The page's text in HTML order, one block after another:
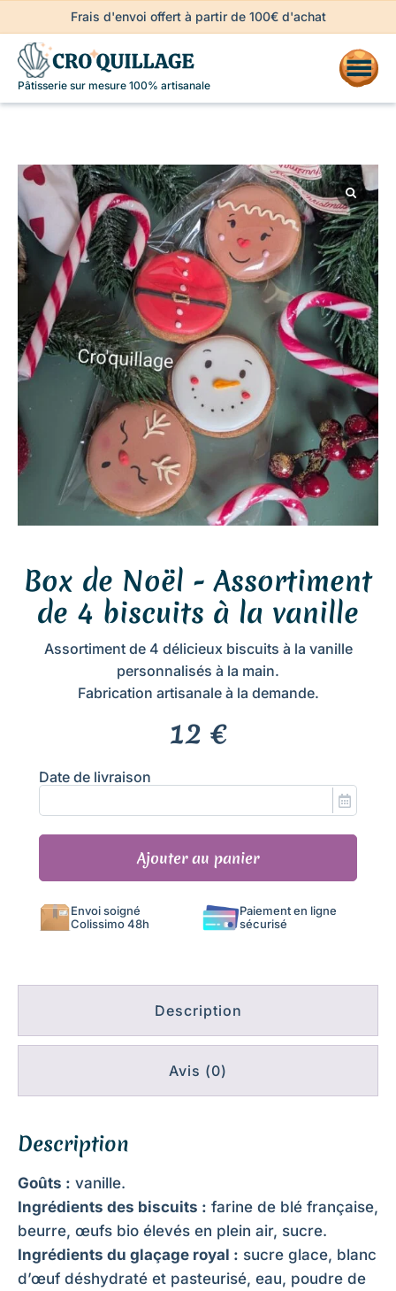
Frais d'envoi offert à partir de 100€ d'achat
Pâtisserie sur mesure 100% artisanale
Box de Noël - Assortiment
de 4 biscuits à la vanille
Assortiment de 4 délicieux biscuits à la vanille
personnalisés à la main.
Fabrication artisanale à la demande.
12€
Date de livraison
Box
Noël
-
vanille
Ajouter au panier
Envoi soigné
Colissimo 48h
Paiement en ligne
sécurisé
Description
Avis (0)
Description
Goûts : vanille.
Ingrédients des biscuits : farine de blé française,
beurre, œufs bio élevés en plein air, sucre.
Ingrédients du glaçage royal : sucre glace, blanc
d’œuf déshydraté et pasteurisé, eau, poudre de